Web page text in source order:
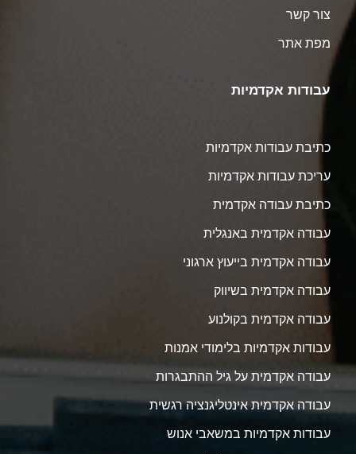
צור קשר
מפת אתר
עבודות אקדמיות
כתיבת עבודות אקדמיות
עריכת עבודות אקדמיות
כתיבת עבודה אקדמית
עבודה אקדמית באנגלית
עבודה אקדמית בייעוץ ארגוני
עבודה אקדמית בשיווק
עבודה אקדמית בקולנוע
עבודות אקדמיות בלימודי אמנות
עבודה אקדמית על גיל ההתבגרות
עבודה אקדמית אינטליגנציה רגשית
עבודות אקדמיות במשאבי אנוש